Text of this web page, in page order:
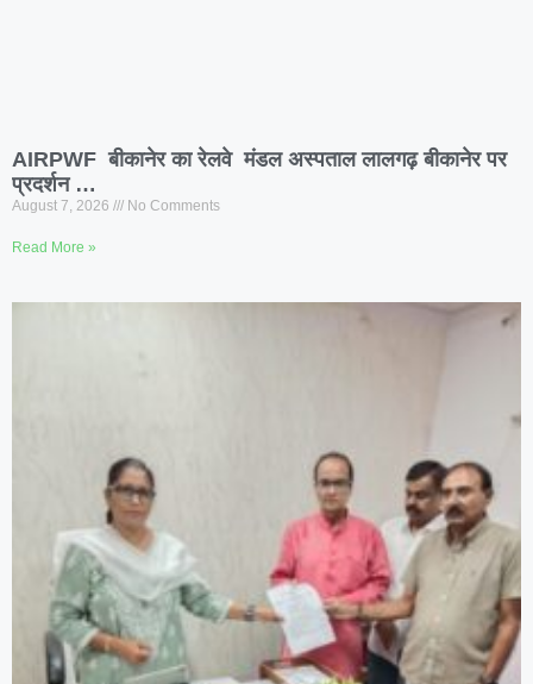
AIRPWF बीकानेर का रेलवे मंडल अस्पताल लालगढ़ बीकानेर पर
प्रदर्शन …
August 7, 2026 No Comments
Read More »